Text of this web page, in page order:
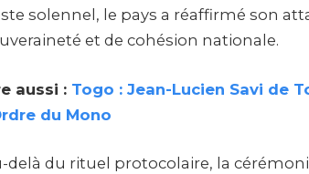
solennel, le pays a réaffirmé son
et de cohésion nationale.
aussi : Togo : Jean-Lucien Savi de
du Mono
delà du rituel protocolaire, la